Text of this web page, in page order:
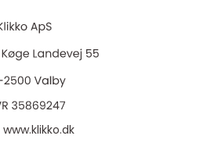
www.klikko.dk